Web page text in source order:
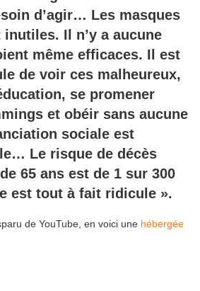
d’agir… Les masques
Il n’y a aucune
même efficaces. Il est
de voir ces malheureux,
se promener
et obéir sans aucune
sociale est
Le risque de décès
65 ans est de 1 sur 300
est tout à fait ridicule ».
de YouTube, en voici une hébergée